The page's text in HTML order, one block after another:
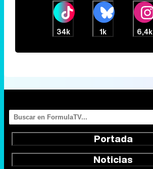
34k 1k 6,4k
Portada
Noticias